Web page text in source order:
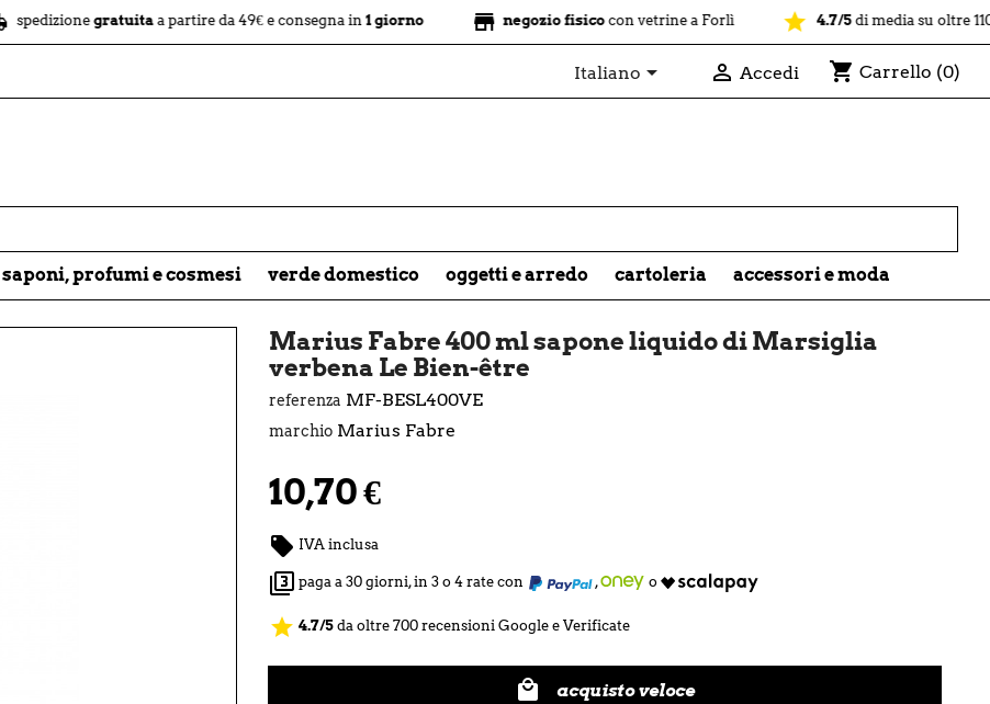
gratuitaa partire da 49€ e consegna in1 giorno store negozio fisicocon vetrine a Forlì star di media su oltre 1100
Italiano  Accedi shopping_cart Carrello (0)
saponi, profumi e cosmesi verde domestico oggetti e arredo cartoleria accessori e moda
Marius Fabre 400 ml sapone liquido di Marsiglia
verbena Le Bien-être
referenza MF-BESL400VE
marchio Marius Fabre
10,70 €
 IVA inclusa
 paga a 30 giorni, in 3 o 4 rate con , o
star 4.7/5 da oltre 700 recensioni Google e Verificate
 acquisto veloce